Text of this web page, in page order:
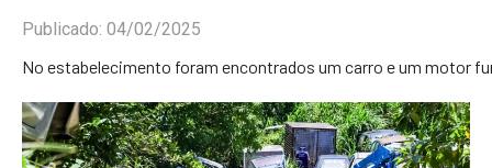
Publicado: 04/02/2025
No estabelecimento foram encontrados um carro e um motor